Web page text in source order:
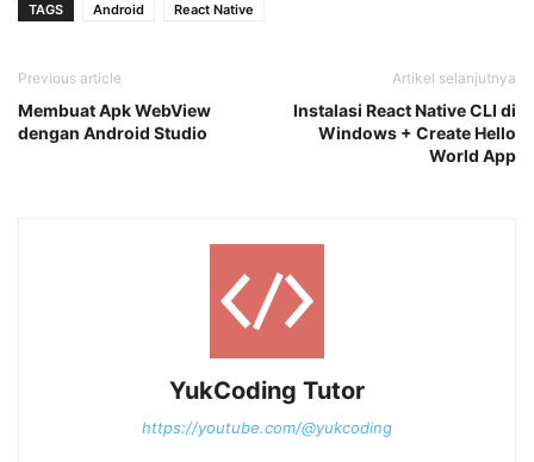
TAGS Android React Native
Previous article
Membuat Apk WebView
dengan Android Studio
Artikel selanjutnya
Instalasi React Native CLI di
Windows + Create Hello
World App
YukCoding Tutor
https://youtube.com/@yukcoding